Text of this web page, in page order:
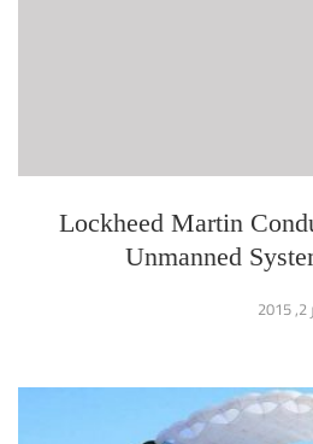
Lockheed Martin
Unmanned